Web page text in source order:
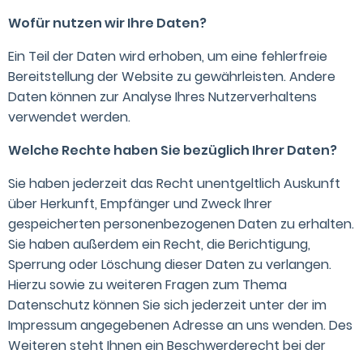
Wofür nutzen wir Ihre Daten?
Ein Teil der Daten wird erhoben, um eine fehlerfreie
Bereitstellung der Website zu gewährleisten. Andere
Daten können zur Analyse Ihres Nutzerverhaltens
verwendet werden.
Welche Rechte haben Sie bezüglich Ihrer Daten?
Sie haben jederzeit das Recht unentgeltlich Auskunft
über Herkunft, Empfänger und Zweck Ihrer
gespeicherten personenbezogenen Daten zu erhalten.
Sie haben außerdem ein Recht, die Berichtigung,
Sperrung oder Löschung dieser Daten zu verlangen.
Hierzu sowie zu weiteren Fragen zum Thema
Datenschutz können Sie sich jederzeit unter der im
Impressum angegebenen Adresse an uns wenden. Des
Weiteren steht Ihnen ein Beschwerderecht bei der